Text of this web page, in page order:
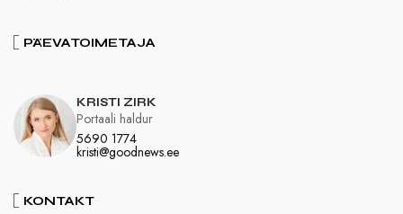
PÄEVATOIMETAJA
KRISTI ZIRK
5690 1774
kristi@goodnews.ee
Portaali haldur
KONTAKT